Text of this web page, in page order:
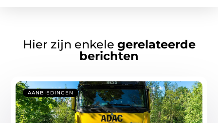
Hier zijn enkele gerelateerde
berichten
AANBIEDINGEN